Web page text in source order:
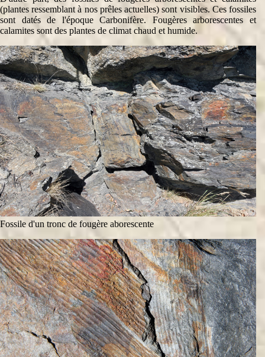
(plantes ressemblant à nos prêles actuelles) sont visibles. Ces fossiles
sont datés de l'époque Carbonifère. Fougères arborescentes et
calamites sont des plantes de climat chaud et humide.
Fossile d'un tronc de fougère aborescente